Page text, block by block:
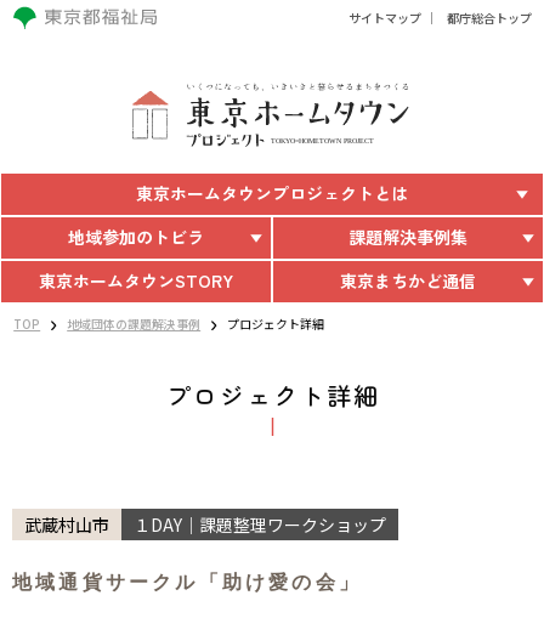
サイトマップ 都庁総合トップ
東京ホームタウンプロジェクトとは
地域参加のトビラ
課題解決事例集
東京ホームタウンSTORY 東京まちかど通信
TOP 地域団体の課題解決事例 プロジェクト詳細
プロジェクト詳細
武蔵村山市 １DAY｜課題整理ワークショップ
地域通貨サークル「助け愛の会」